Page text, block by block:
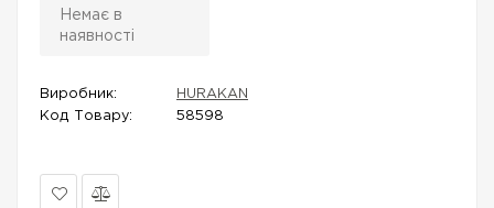
Немає в
наявності
Виробник:
HURAKAN
Код Товару:
58598